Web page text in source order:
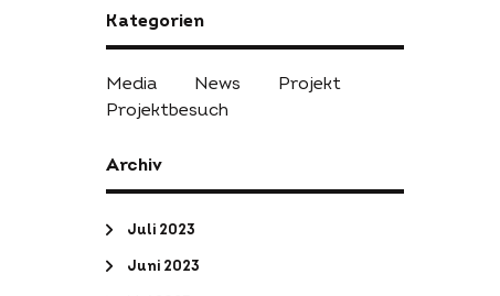
Kategorien
Media News
Projekt
Projektbesuch
Archiv
Juli 2023
Juni 2023